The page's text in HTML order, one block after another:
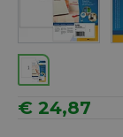
€ 24,87